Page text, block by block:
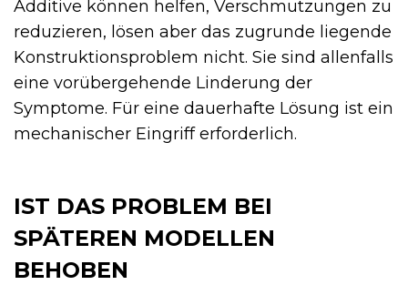
Additive können helfen, Verschmutzungen zu
reduzieren, lösen aber das zugrunde liegende
Konstruktionsproblem nicht. Sie sind allenfalls
eine vorübergehende Linderung der
Symptome. Für eine dauerhafte Lösung ist ein
mechanischer Eingriff erforderlich.
IST DAS PROBLEM BEI
SPÄTEREN MODELLEN
BEHOBEN